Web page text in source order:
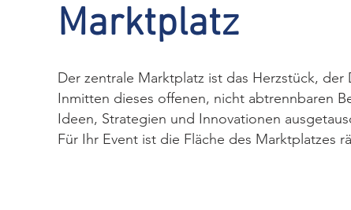
Marktplatz
Der zentrale Marktplatz ist das Herzstück,
Inmitten dieses offenen, nicht abtrennbaren
Ideen, Strategien und Innovationen
Für Ihr Event ist die Fläche des Marktplatzes